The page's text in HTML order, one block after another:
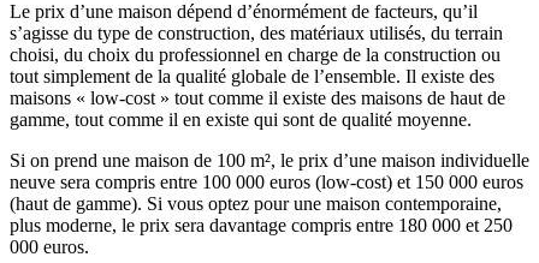
Le prix d’une maison dépend d’énormément de facteurs, qu’il
s’agisse du type de construction, des matériaux utilisés, du terrain
choisi, du choix du professionnel en charge de la construction ou
tout simplement de la qualité globale de l’ensemble. Il existe des
maisons « low-cost » tout comme il existe des maisons de haut de
gamme, tout comme il en existe qui sont de qualité moyenne.
Si on prend une maison de 100 m², le prix d’une maison individuelle
neuve sera compris entre 100 000 euros (low-cost) et 150 000 euros
(haut de gamme). Si vous optez pour une maison contemporaine,
plus moderne, le prix sera davantage compris entre 180 000 et 250
000 euros.